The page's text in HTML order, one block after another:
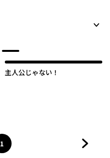
主人公じゃない！
ページ
1
へ